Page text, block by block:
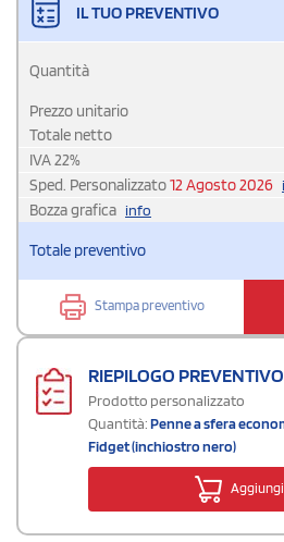
IL TUO PREVENTIVO
Quantità
Prezzo unitario
Totale netto
IVA22%
Sped. Personalizzato12 Agosto 2026
Bozza grafica info
Totale preventivo
Stampa preventivo
RIEPILOGO PREVENTIVO
Prodotto personalizzato
Quantità:Penne a sfera
Fidget (inchiostro nero)